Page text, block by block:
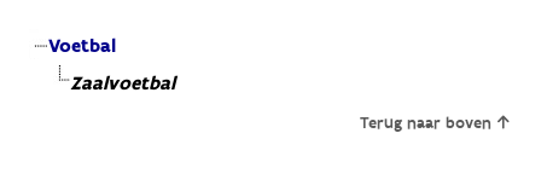
Voetbal
Zaalvoetbal
Terug naar boven